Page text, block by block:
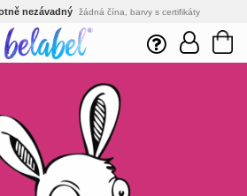
nezávadný žádná čína, barvy s certifikáty
vlastní vývoj, nejnovější technologie
dodání expedujeme do 24h
jsme přímý výrobce, žádný zprostředkovatel
od roku 2010 tisíce spokojených zákazníků